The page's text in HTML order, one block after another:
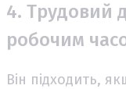
4. Трудовий
робочим
Він підходить,